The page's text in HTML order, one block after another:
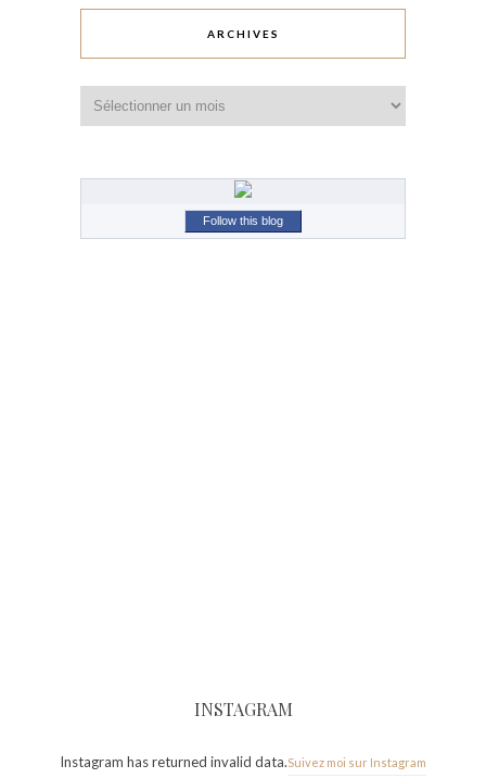
ARCHIVES
Follow this blog
INSTAGRAM
Instagram has returned invalid data.Suivez moi sur Instagram